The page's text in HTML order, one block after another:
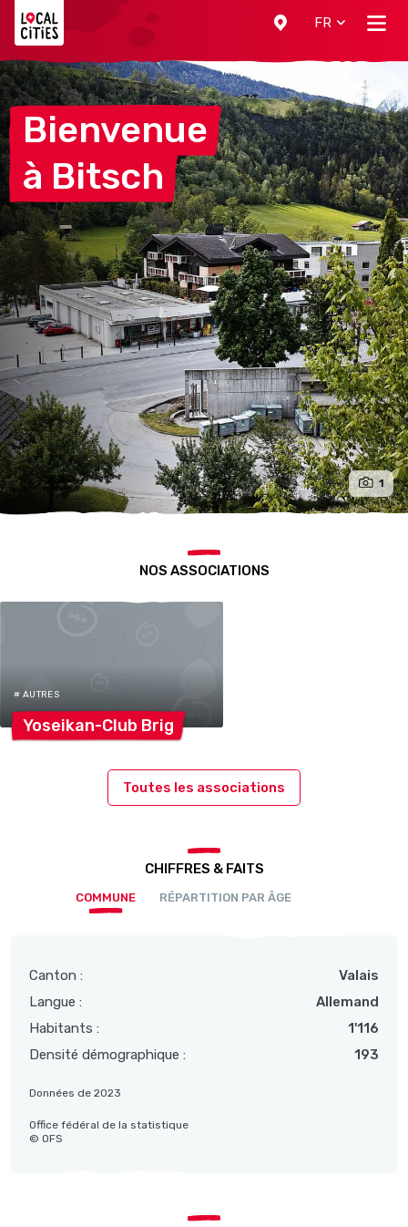
FR
Bienvenue
à Bitsch
1
NOS ASSOCIATIONS
# AUTRES
Yoseikan-Club Brig
Toutes les associations
CHIFFRES & FAITS
COMMUNE RÉPARTITION PAR ÂGE
Canton :
Valais
Langue :
Allemand
Habitants :
1'116
Densité démographique :
193
Données de 2023
Office fédéral de la statistique
© OFS